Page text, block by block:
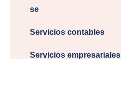
se
Servicios contables
Servicios empresariales